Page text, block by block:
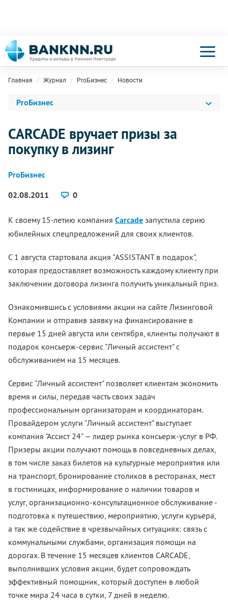
Главная Журнал ProБизнес Новости
ProБизнес
CARCADE вручает призы за
покупку в лизинг
ProБизнес
02.08.2011
0
К своему 15-летию компания Carcade запустила серию
юбилейных спецпредложений для своих клиентов.
С 1 августа стартовала акция "ASSISTANT в подарок",
которая предоставляет возможность каждому клиенту при
заключении договора лизинга получить уникальный приз.
Ознакомившись с условиями акции на сайте Лизинговой
Компании и отправив заявку на финансирование в
первые 15 дней августа или сентября, клиенты получают в
подарок консьерж-сервис "Личный ассистент" с
обслуживанием на 15 месяцев.
Сервис "Личный ассистент" позволяет клиентам экономить
время и силы, передав часть своих задач
профессиональным организаторам и координаторам.
Провайдером услуги "Личный ассистент" выступает
компания "Ассист 24" — лидер рынка консьерж-услуг в РФ.
Призеры акции получают помощь в повседневных делах,
в том числе заказ билетов на культурные мероприятия или
на транспорт, бронирование столиков в ресторанах, мест
в гостиницах, информирование о наличии товаров и
услуг, организационно-консультационное обслуживание -
подготовка к путешествию, мероприятию, услуги курьера,
а так же содействие в чрезвычайных ситуациях: связь с
коммунальными службами, организация помощи на
дорогах. В течение 15 месяцев клиентов CARCADE,
выполнивших условия акции, будет сопровождать
эффективный помощник, который доступен в любой
точке мира 24 часа в сутки, 7 дней в неделю.